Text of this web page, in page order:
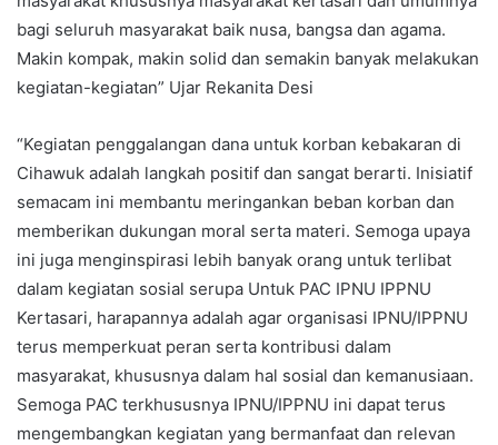
bagi seluruh masyarakat baik nusa, bangsa dan agama.
Makin kompak, makin solid dan semakin banyak melakukan
kegiatan-kegiatan” Ujar Rekanita Desi
“Kegiatan penggalangan dana untuk korban kebakaran di
Cihawuk adalah langkah positif dan sangat berarti. Inisiatif
semacam ini membantu meringankan beban korban dan
memberikan dukungan moral serta materi. Semoga upaya
ini juga menginspirasi lebih banyak orang untuk terlibat
dalam kegiatan sosial serupa Untuk PAC IPNU IPPNU
Kertasari, harapannya adalah agar organisasi IPNU/IPPNU
terus memperkuat peran serta kontribusi dalam
masyarakat, khususnya dalam hal sosial dan kemanusiaan.
Semoga PAC terkhususnya IPNU/IPPNU ini dapat terus
mengembangkan kegiatan yang bermanfaat dan relevan